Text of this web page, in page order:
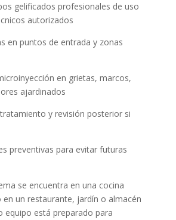
gelificados profesionales de uso
autorizados
en puntos de entrada y zonas
en grietas, marcos,
ajardinados
y revisión posterior si
preventivas para evitar futuras
se encuentra en una cocina
un restaurante, jardín o almacén
equipo está preparado para